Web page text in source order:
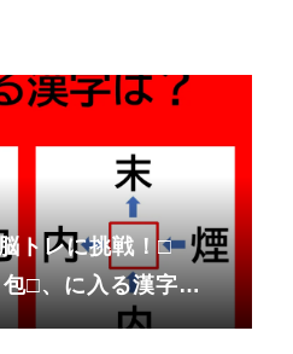
トレに挑戦！□
□、に入る漢字